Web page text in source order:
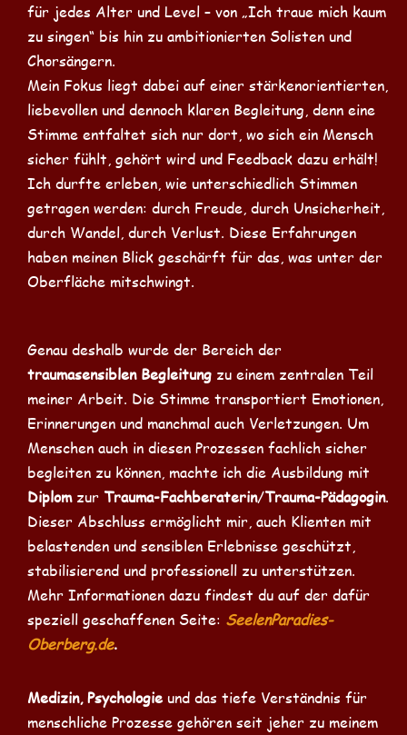
für jedes Alter und Level – von „Ich traue mich kaum
zu singen“ bis hin zu ambitionierten Solisten und
Chorsängern.
Mein Fokus liegt dabei auf einer stärkenorientierten,
liebevollen und dennoch klaren Begleitung, denn eine
Stimme entfaltet sich nur dort, wo sich ein Mensch
sicher fühlt, gehört wird und Feedback dazu erhält!
Ich durfte erleben, wie unterschiedlich Stimmen
getragen werden: durch Freude, durch Unsicherheit,
durch Wandel, durch Verlust. Diese Erfahrungen
haben meinen Blick geschärft für das, was unter der
Oberfläche mitschwingt.
Genau deshalb wurde der Bereich der
traumasensiblen Begleitung zu einem zentralen Teil
meiner Arbeit. Die Stimme transportiert Emotionen,
Erinnerungen und manchmal auch Verletzungen. Um
Menschen auch in diesen Prozessen fachlich sicher
begleiten zu können, machte ich die Ausbildung mit
Diplom zur Trauma-Fachberaterin/Trauma-Pädagogin.
Dieser Abschluss ermöglicht mir, auch Klienten mit
belastenden und sensiblen Erlebnisse geschützt,
stabilisierend und professionell zu unterstützen.
Mehr Informationen dazu findest du auf der dafür
speziell geschaffenen Seite: SeelenParadies-
Oberberg.de.
Medizin, Psychologie und das tiefe Verständnis für
menschliche Prozesse gehören seit jeher zu meinem